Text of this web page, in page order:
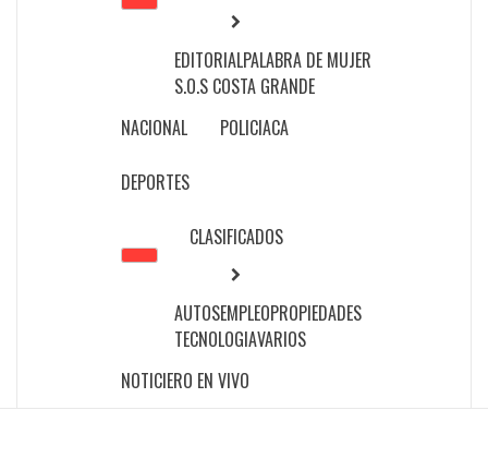
EDITORIALPALABRA DE MUJER
S.O.S COSTA GRANDE
NACIONAL
POLICIACA
DEPORTES
CLASIFICADOS
AUTOSEMPLEOPROPIEDADES
TECNOLOGIAVARIOS
NOTICIERO EN VIVO